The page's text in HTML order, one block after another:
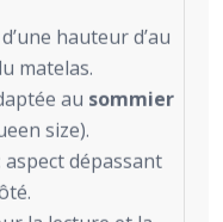
hauteur d’au
matelas.
au sommier
size).
aspect dépassant